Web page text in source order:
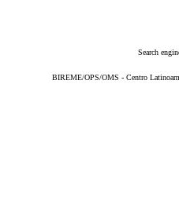
Search
BIREME/OPS/OMS - Centro